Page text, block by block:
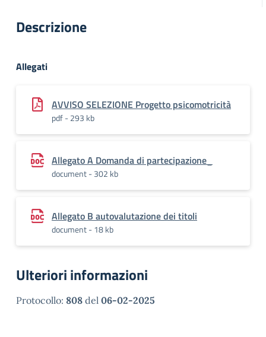
Descrizione
Allegati
AVVISO SELEZIONE Progetto psicomotricità
pdf - 293 kb
Allegato A Domanda di partecipazione_
document - 302 kb
Allegato B autovalutazione dei titoli
document - 18 kb
Ulteriori informazioni
Protocollo: 808 del 06-02-2025